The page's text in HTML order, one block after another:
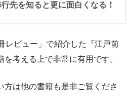
行先を知ると更に面白くなる！
レビュー」で紹介した『江戸前
考える上で非常に有用です。
方は他の書籍も是非ご覧くださ